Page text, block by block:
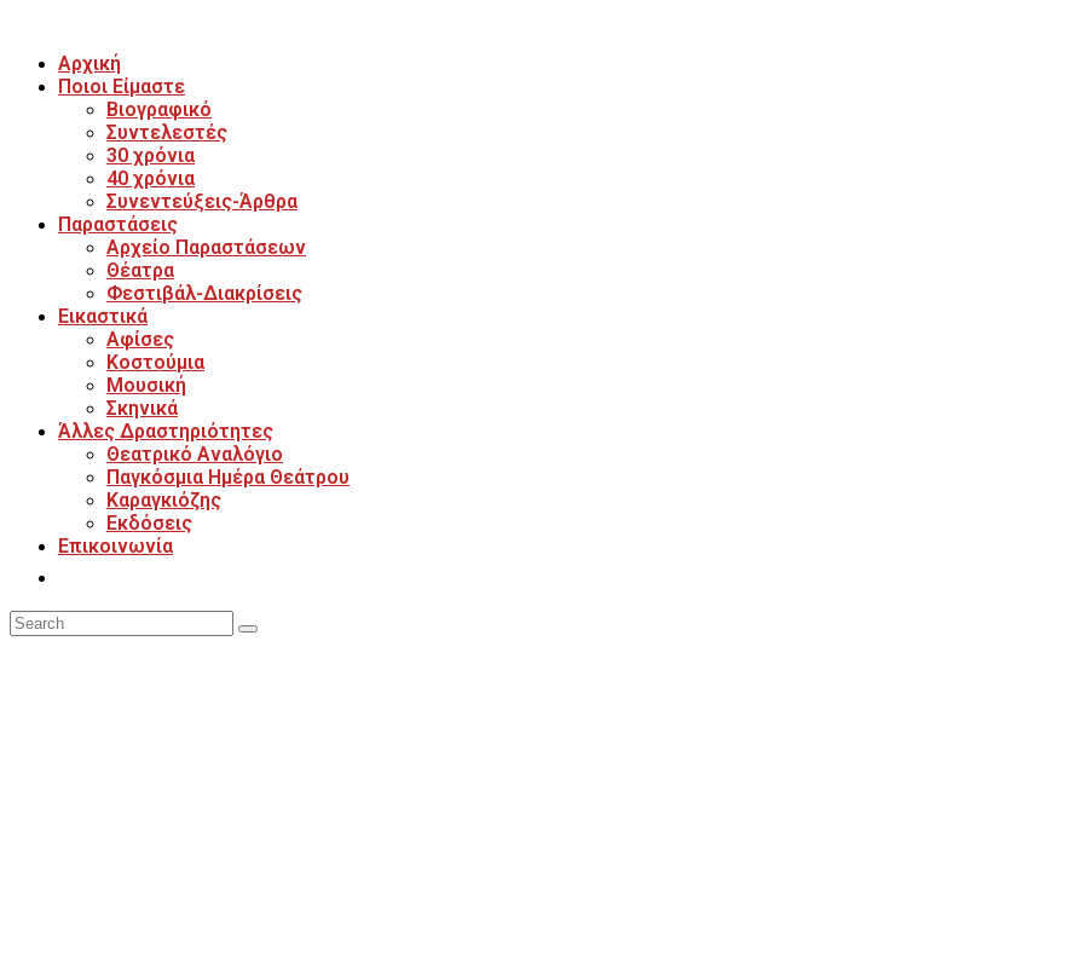
Αρχική
Ποιοι Είμαστε
Βιογραφικό
Συντελεστές
30 χρόνια
40 χρόνια
Συνεντεύξεις-Άρθρα
Παραστάσεις
Αρχείο Παραστάσεων
Θέατρα
Φεστιβάλ-Διακρίσεις
Εικαστικά
Αφίσες
Κοστούμια
Μουσική
Σκηνικά
Άλλες Δραστηριότητες
Θεατρικό Αναλόγιο
Παγκόσμια Ημέρα Θεάτρου
Καραγκιόζης
Εκδόσεις
Επικοινωνία